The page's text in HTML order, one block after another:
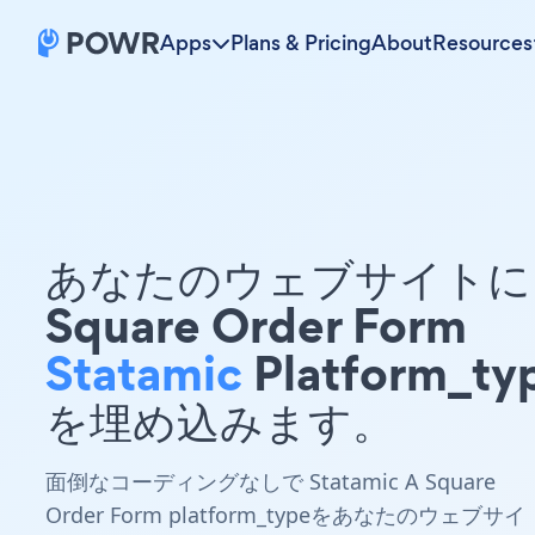
Apps Plans & PricingAboutResources
あなたのウェブサイト
Square Order Form
Statamic
を埋め込みます。
面倒なコーディングなしで Statamic A Square
Order Form platform_typeをあなたのウェブサイ